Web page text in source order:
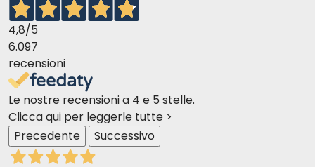
4,8/5
6.097
recensioni
Le nostre recensioni a 4 e 5 stelle.
Clicca qui per leggerle tutte >
Precedente
Successivo